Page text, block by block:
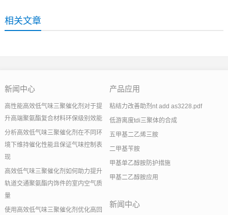
相关文章
新闻中心
高性能高效低气味三聚催化剂对于提
升高端聚氨酯复合材料环保级别效能
分析高效低气味三聚催化剂在不同环
境下维持催化性能且保证气味控制表
现
高效低气味三聚催化剂如何助力提升
轨道交通聚氨酯内饰件的室内空气质
量
使用高效低气味三聚催化剂优化高回
产品应用
粘结力改善助剂nt add as3228.pdf
低游离度tdi三聚体的合成
五甲基二乙烯三胺
二甲基苄胺
甲基单乙醇胺防护措施
甲基二乙醇胺应用
新闻中心